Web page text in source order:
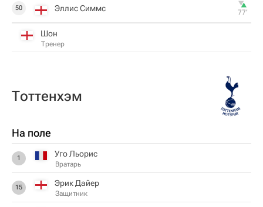
50 Эллис Симмс 77‎’‎
Шон
Тренер
Тоттенхэм
На поле
1 Уго Льорис
Вратарь
15 Эрик Дайер
Защитник